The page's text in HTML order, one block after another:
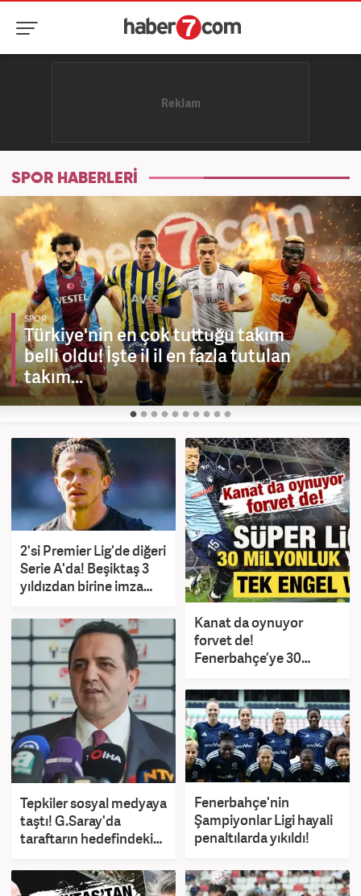
SPOR HABERLERİ
SPOR
Türkiye'nin en çok tuttuğu takım
belli oldu! İşte il il en fazla tutulan
takım...
2'si Premier Lig'de diğeri
Serie A'da! Beşiktaş 3
yıldızdan birine imza
Kanat da oynuyor
forvet de!
Fenerbahçe’ye 30
Tek engel var
Tepkiler sosyal medyaya
taştı! G.Saray'da
taraftarın hedefindeki
Fenerbahçe'nin
Şampiyonlar Ligi hayali
penaltılarda yıkıldı!